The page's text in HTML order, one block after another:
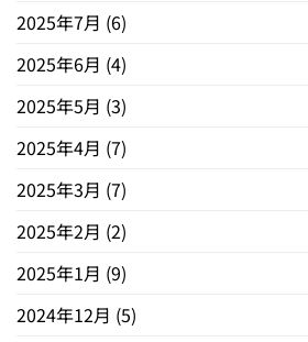
2025年7月 (6)
2025年6月 (4)
2025年5月 (3)
2025年4月 (7)
2025年3月 (7)
2025年2月 (2)
2025年1月 (9)
2024年12月 (5)